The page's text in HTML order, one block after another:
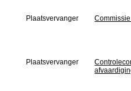
Plaatsvervanger
Plaatsvervanger